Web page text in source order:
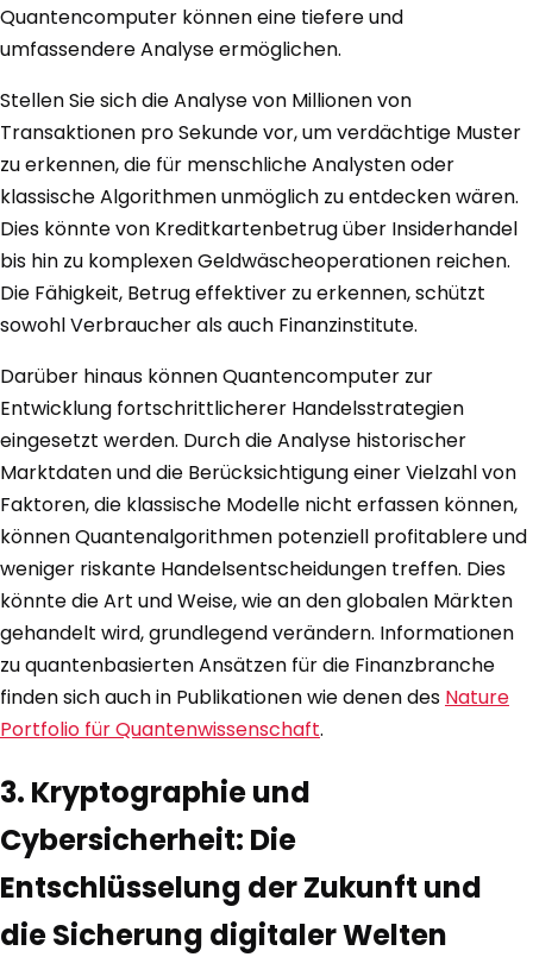
Quantencomputer können eine tiefere und
umfassendere Analyse ermöglichen.
Stellen Sie sich die Analyse von Millionen von
Transaktionen pro Sekunde vor, um verdächtige Muster
zu erkennen, die für menschliche Analysten oder
klassische Algorithmen unmöglich zu entdecken wären.
Dies könnte von Kreditkartenbetrug über Insiderhandel
bis hin zu komplexen Geldwäscheoperationen reichen.
Die Fähigkeit, Betrug effektiver zu erkennen, schützt
sowohl Verbraucher als auch Finanzinstitute.
Darüber hinaus können Quantencomputer zur
Entwicklung fortschrittlicherer Handelsstrategien
eingesetzt werden. Durch die Analyse historischer
Marktdaten und die Berücksichtigung einer Vielzahl von
Faktoren, die klassische Modelle nicht erfassen können,
können Quantenalgorithmen potenziell profitablere und
weniger riskante Handelsentscheidungen treffen. Dies
könnte die Art und Weise, wie an den globalen Märkten
gehandelt wird, grundlegend verändern. Informationen
zu quantenbasierten Ansätzen für die Finanzbranche
finden sich auch in Publikationen wie denen des Nature
Portfolio für Quantenwissenschaft.
3. Kryptographie und
Cybersicherheit: Die
Entschlüsselung der Zukunft und
die Sicherung digitaler Welten